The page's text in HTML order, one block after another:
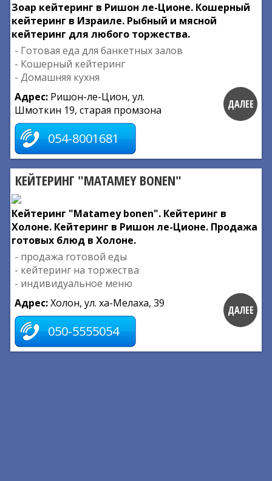
Зоар кейтеринг в Ришон ле-Ционе. Кошерный
кейтеринг в Израиле. Рыбный и мясной
кейтеринг для любого торжества.
- Готовая еда для банкетных залов
- Кошерный кейтеринг
- Домашняя кухня
Адрес: Ришон-ле-Цион, ул.
Шмоткин 19, старая промзона
054-8001681
ДАЛЕЕ
КЕЙТЕРИНГ "MATAMEY BONEN"
Кейтеринг "Matamey bonen". Кейтеринг в
Холоне. Кейтеринг в Ришон ле-Ционе. Продажа
готовых блюд в Холоне.
- продажа готовой еды
- кейтеринг на торжества
- индивидуальное меню
Адрес:Холон, ул. ха-Мелаха, 39
050-5555054
ДАЛЕЕ